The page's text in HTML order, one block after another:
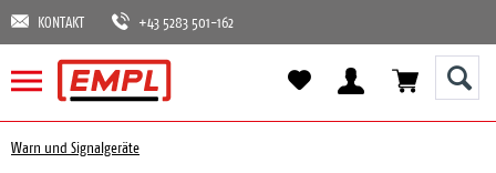
KONTAKT +43 5283 501-162
Warn und Signalgeräte